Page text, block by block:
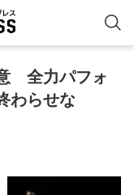
　全力パフォ
わらせな